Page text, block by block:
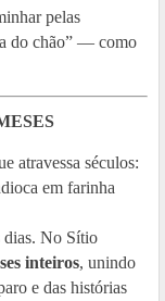
pelas
do chão” — como
atravessa séculos:
em farinha
dias. No Sítio
inteiros, unindo
e das histórias